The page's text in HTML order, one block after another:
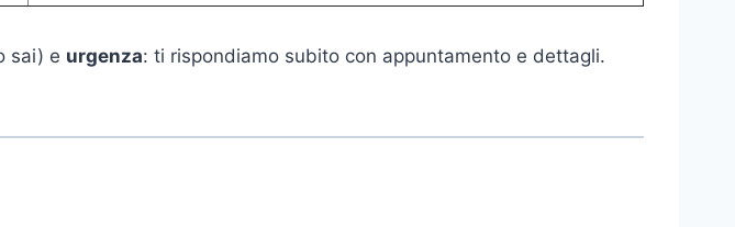
sai) e urgenza: ti rispondiamo subito con appuntamento e dettagli.